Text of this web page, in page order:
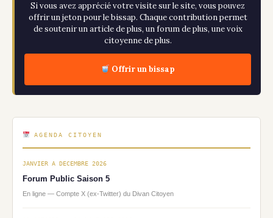
Si vous avez apprécié votre visite sur le site, vous pouvez
offrir un jeton pour le bissap. Chaque contribution permet
de soutenir un article de plus, un forum de plus, une voix
citoyenne de plus.
Offrir un bissap
AGENDA CITOYEN
JANVIER A DECEMBRE 2026
Forum Public Saison 5
En ligne — Compte X (ex-Twitter) du Divan Citoyen